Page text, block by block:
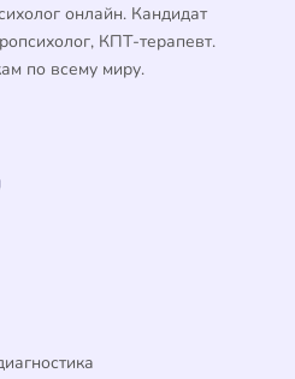
онлайн. Кандидат
КПТ-терапевт.
по всему миру.